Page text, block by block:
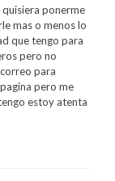
ponerme
mas o menos lo
que tengo para
pero no
para
pero me
estoy atenta